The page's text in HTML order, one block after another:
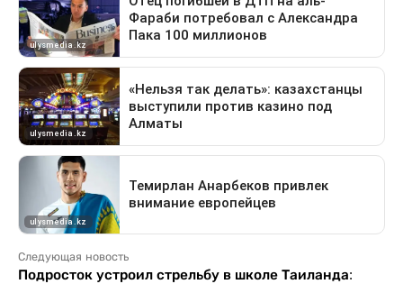
Следующая новость
Подросток устроил стрельбу в школе Таиланда: